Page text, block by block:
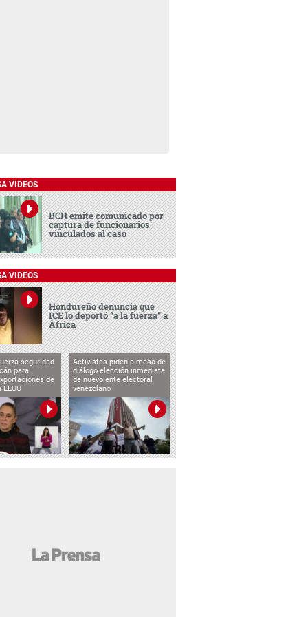
VIDEOS
BCH emite comunicado por
captura de funcionarios
vinculados al caso
VIDEOS
Hondureño denuncia que
ICE lo deportó “a la fuerza” a
África
seguridad
para
de
Activistas piden a mesa de
diálogo elección inmediata
de nuevo ente electoral
venezolano